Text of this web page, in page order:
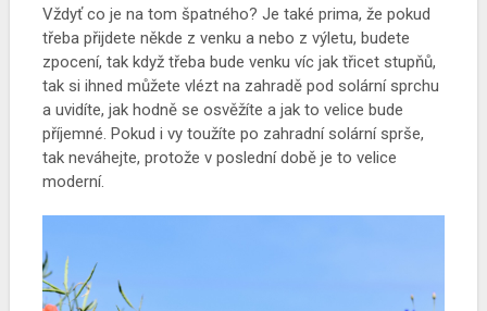
Vždyť co je na tom špatného? Je také prima, že pokud
třeba přijdete někde z venku a nebo z výletu, budete
zpocení, tak když třeba bude venku víc jak třicet stupňů,
tak si ihned můžete vlézt na zahradě pod solární sprchu
a uvidíte, jak hodně se osvěžíte a jak to velice bude
příjemné. Pokud i vy toužíte po zahradní solární sprše,
tak neváhejte, protože v poslední době je to velice
moderní.